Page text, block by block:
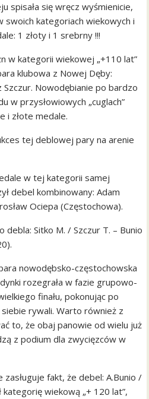
spisała się wręcz wyśmienicie,
swoich kategoriach wiekowych i
1 złoty i 1 srebrny !!!
w kategorii wiekowej „+110 lat”
klubowa z Nowej Dęby:
Szczur. Nowodębianie po bardzo
w przysłowiowych „cuglach”
i złote medale.
tej deblowej pary na arenie
w tej kategorii samej
debel kombinowany: Adam
Ociepa (Częstochowa).
debla: Sitko M. / Szczur T. – Bunio
nowodębsko-częstochowska
rozegrała w fazie grupowo-
finału, pokonując po
rywali. Warto również z
to, że obaj panowie od wielu już
z podium dla zwycięzców w
fakt, że debel: A.Bunio /
kategorię wiekową „+ 120 lat”,